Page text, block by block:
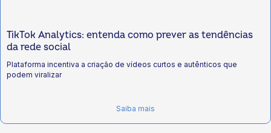
TikTok Analytics: entenda como prever as tendências
da rede social
Plataforma incentiva a criação de vídeos curtos e autênticos que
podem viralizar
Saiba mais